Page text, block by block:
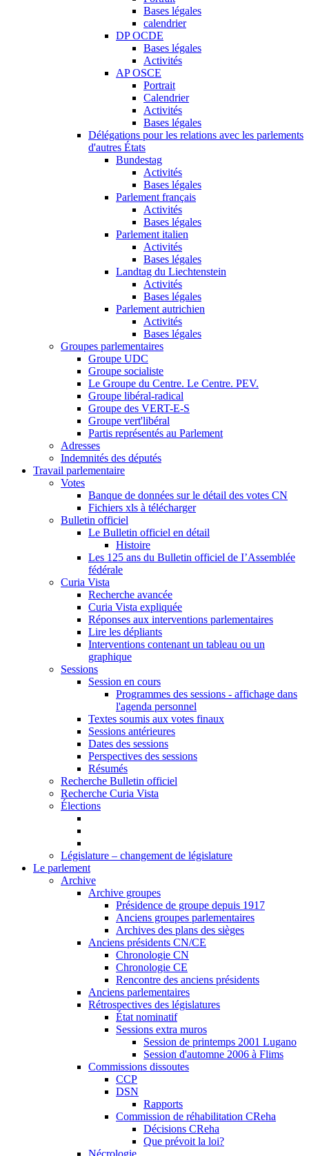
Bases légales
calendrier
DP OCDE
Bases légales
Activités
AP OSCE
Portrait
Calendrier
Activités
Bases légales
Délégations pour les relations avec les parlements
d'autres États
Bundestag
Activités
Bases légales
Parlement français
Activités
Bases légales
Parlement italien
Activités
Bases légales
Landtag du Liechtenstein
Activités
Bases légales
Parlement autrichien
Activités
Bases légales
Groupes parlementaires
Groupe UDC
Groupe socialiste
Le Groupe du Centre. Le Centre. PEV.
Groupe libéral-radical
Groupe des VERT-E-S
Groupe vert'libéral
Partis représentés au Parlement
Adresses
Indemnités des députés
Travail parlementaire
Votes
Banque de données sur le détail des votes CN
Fichiers xls à télécharger
Bulletin officiel
Le Bulletin officiel en détail
Histoire
Les 125 ans du Bulletin officiel de I’Assemblée
fédérale
Curia Vista
Recherche avancée
Curia Vista expliquée
Réponses aux interventions parlementaires
Lire les dépliants
Interventions contenant un tableau ou un
graphique
Sessions
Session en cours
Programmes des sessions - affichage dans
l'agenda personnel
Textes soumis aux votes finaux
Sessions antérieures
Dates des sessions
Perspectives des sessions
Résumés
Recherche Bulletin officiel
Recherche Curia Vista
Élections
Législature – changement de législature
Le parlement
Archive
Archive groupes
Présidence de groupe depuis 1917
Anciens groupes parlementaires
Archives des plans des sièges
Anciens présidents CN/CE
Chronologie CN
Chronologie CE
Rencontre des anciens présidents
Anciens parlementaires
Rétrospectives des législatures
État nominatif
Sessions extra muros
Session de printemps 2001 Lugano
Session d'automne 2006 à Flims
Commissions dissoutes
CCP
DSN
Rapports
Commission de réhabilitation CReha
Décisions CReha
Que prévoit la loi?